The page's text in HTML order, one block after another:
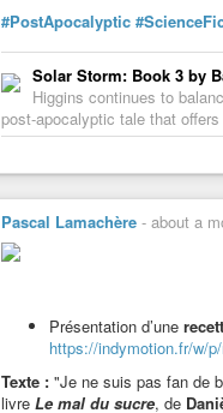
Merci de votre écoute,
Bon courage.
#fiction
#poésie #poème #poemes
#philosophe #histoire
#antispecisme
#antispécisme
#PostApocalyptic
Solar Storm: Book 3 by
Higgins continues to
post-apocalyptic tale that
Pascal Lamachère - about a
Présentation d’une
https://indymotion.fr/w/
Texte : "Je ne suis pas fan de
livre Le mal du sucre, de